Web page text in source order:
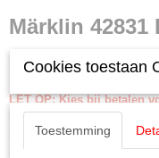
H0 (1:87)
Nieuw
Märklin 42831
903
LET OP: Kies bij betalen
Een aanbetaling is NIET
Betalen en afhalen of
uitlevering door Märklin.
Cookies toestaan
Toestemming